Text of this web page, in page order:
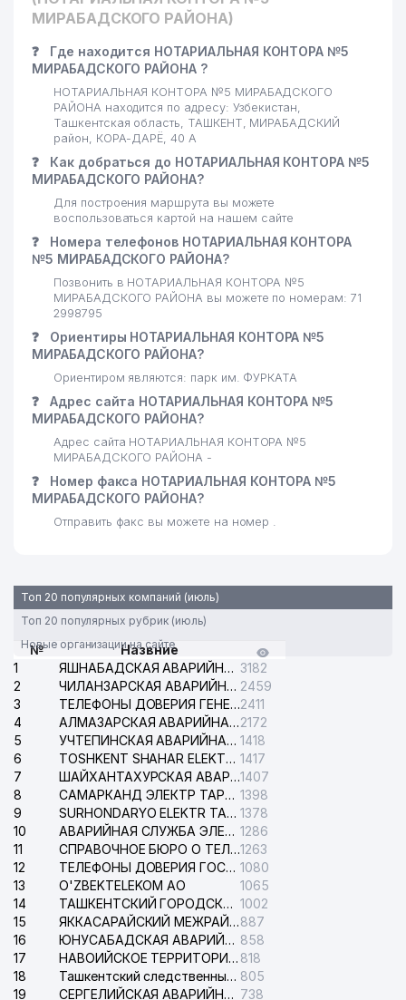
МИРАБАДСКОГО РАЙОНА)
❓
Где находится НОТАРИАЛЬНАЯ КОНТОРА №5
МИРАБАДСКОГО РАЙОНА ?
НОТАРИАЛЬНАЯ КОНТОРА №5 МИРАБАДСКОГО
РАЙОНА находится по адресу: Узбекистан,
Ташкентская область, ТАШКЕНТ, МИРАБАДСКИЙ
район, КОРА-ДАРЁ, 40 А
❓
Как добраться до НОТАРИАЛЬНАЯ КОНТОРА №5
МИРАБАДСКОГО РАЙОНА?
Для построения маршрута вы можете
воспользоваться картой на нашем сайте
❓
Номера телефонов НОТАРИАЛЬНАЯ КОНТОРА
№5 МИРАБАДСКОГО РАЙОНА?
Позвонить в НОТАРИАЛЬНАЯ КОНТОРА №5
МИРАБАДСКОГО РАЙОНА вы можете по номерам: 71
2998795
❓
Ориентиры НОТАРИАЛЬНАЯ КОНТОРА №5
МИРАБАДСКОГО РАЙОНА?
Ориентиром являются: парк им. ФУРКАТА
❓
Адрес сайта НОТАРИАЛЬНАЯ КОНТОРА №5
МИРАБАДСКОГО РАЙОНА?
Адрес сайта НОТАРИАЛЬНАЯ КОНТОРА №5
МИРАБАДСКОГО РАЙОНА -
❓
Номер факса НОТАРИАЛЬНАЯ КОНТОРА №5
МИРАБАДСКОГО РАЙОНА?
Отправить факс вы можете на номер .
Топ 20 популярных компаний (июль)
Топ 20 популярных рубрик (июль)
Новые организации на сайте
№
Назвние
1
ЯШНАБАДСКАЯ АВАРИЙНАЯ СЛУЖБА ЭЛЕКТРОСЕТИ 3182
2
ЧИЛАНЗАРСКАЯ АВАРИЙНАЯ СЛУЖБА ЭЛЕКТРОСЕТИ 2459
3
ТЕЛЕФОНЫ ДОВЕРИЯ ГЕНЕРАЛЬНОЙ ПРОКУРАТУРЫ РЕСПУБЛИКИ УЗБЕКИСТАН2411
4
АЛМАЗАРСКАЯ АВАРИЙНАЯ СЛУЖБА ЭЛЕКТРОСЕТИ2172
5
УЧТЕПИНСКАЯ АВАРИЙНАЯ СЛУЖБА ЭЛЕКТРОСЕТИ 1418
6
TOSHKENT SHAHAR ELEKTR TARMOQLARI KORXONASI АО 1417
7
ШАЙХАНТАХУРСКАЯ АВАРИЙНАЯ СЛУЖБА ЭЛЕКТРОСЕТИ1407
8
САМАРКАНД ЭЛЕКТР ТАРМОКЛАРИ АО 1398
9
SURHONDARYO ELEKTR TARMOKLARI АО 1378
10
АВАРИЙНАЯ СЛУЖБА ЭЛЕКТРОСЕТИ ТАШКЕНТСКОГО РАЙОНА 1286
11
СПРАВОЧНОЕ БЮРО О ТЕЛЕФОНАХ ОРГАНИЗАЦИЙ г. ТАШКЕНТА1263
12
ТЕЛЕФОНЫ ДОВЕРИЯ ГОСУДАРСТВЕННОГО ЦЕНТРА ТЕСТИРОВАНИЯ 1080
13
O'ZBEKTELEKOM АО
1065
14
ТАШКЕНТСКИЙ ГОРОДСКОЙ СУД ПО ГРАЖДАНСКИМ ДЕЛАМ 1002
15
ЯККАСАРАЙСКИЙ МЕЖРАЙОННЫЙ СУД ПО ГРАЖДАНСКИМ ДЕЛАМ887
16
ЮНУСАБАДСКАЯ АВАРИЙНАЯ СЛУЖБА ЭЛЕКТРОСЕТИ 858
17
НАВОИЙСКОЕ ТЕРРИТОРИАЛЬНОЕ ПРЕДПРИЯТИЕ ЭЛЕКТРОСЕТИ АО 818
18
Ташкентский следственный изолятор 805
19
СЕРГЕЛИЙСКАЯ АВАРИЙНАЯ СЛУЖБА ЭЛЕКТРОСЕТИ 738